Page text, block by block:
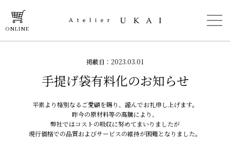
ONLINE
掲載日：2023.03.01
手提げ袋有料化のお知らせ
平素より格別なるご愛顧を賜り、謹んでお礼申し上げます。
昨今の原材料等の高騰により、
弊社ではコストの吸収に努めてまいりましたが
現行価格での品質およびサービスの維持が困難となりました。